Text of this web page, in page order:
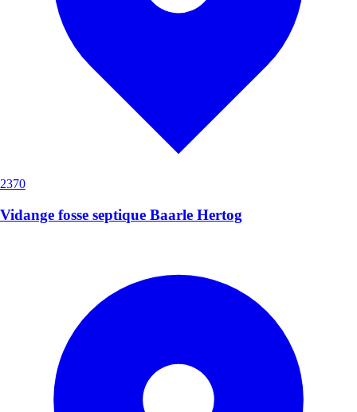
2370
Vidange fosse septique Baarle Hertog